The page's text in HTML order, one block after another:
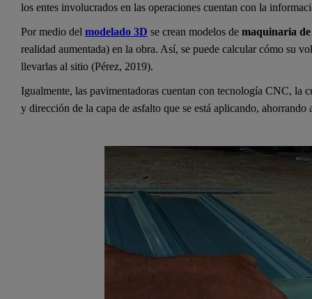
los entes involucrados en las operaciones cuentan con la
Por medio del modelado 3D se crean modelos de maquinaria
realidad aumentada) en la obra. Así, se puede calcular cómo su
llevarlas al sitio (Pérez, 2019).
Igualmente, las pavimentadoras cuentan con tecnología CNC, la
y dirección de la capa de asfalto que se está aplicando,